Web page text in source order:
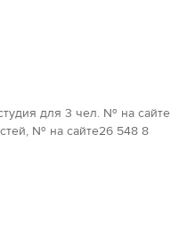
для 3 чел. № на сайте
№ на сайте26 548 8